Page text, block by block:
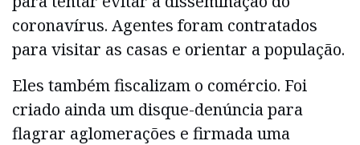
coronavírus. Agentes foram contratados
para visitar as casas e orientar a população.
Eles também fiscalizam o comércio. Foi
criado ainda um disque-denúncia para
flagrar aglomerações e firmada uma